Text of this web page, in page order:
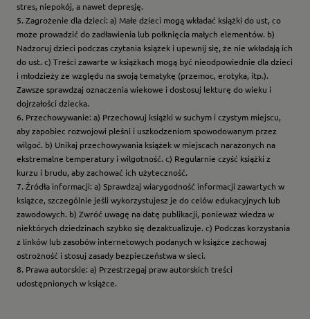
stres, niepokój, a nawet depresję.
5. Zagrożenie dla dzieci: a) Małe dzieci mogą wkładać książki do ust, co
może prowadzić do zadławienia lub połknięcia małych elementów. b)
Nadzoruj dzieci podczas czytania książek i upewnij się, że nie wkładają ich
do ust. c) Treści zawarte w książkach mogą być nieodpowiednie dla dzieci
i młodzieży ze względu na swoją tematykę (przemoc, erotyka, itp.).
Zawsze sprawdzaj oznaczenia wiekowe i dostosuj lekturę do wieku i
dojrzałości dziecka.
6. Przechowywanie: a) Przechowuj książki w suchym i czystym miejscu,
aby zapobiec rozwojowi pleśni i uszkodzeniom spowodowanym przez
wilgoć. b) Unikaj przechowywania książek w miejscach narażonych na
ekstremalne temperatury i wilgotność. c) Regularnie czyść książki z
kurzu i brudu, aby zachować ich użyteczność.
7. Źródła informacji: a) Sprawdzaj wiarygodność informacji zawartych w
książce, szczególnie jeśli wykorzystujesz je do celów edukacyjnych lub
zawodowych. b) Zwróć uwagę na datę publikacji, ponieważ wiedza w
niektórych dziedzinach szybko się dezaktualizuje. c) Podczas korzystania
z linków lub zasobów internetowych podanych w książce zachowaj
ostrożność i stosuj zasady bezpieczeństwa w sieci.
8. Prawa autorskie: a) Przestrzegaj praw autorskich treści
udostępnionych w książce.